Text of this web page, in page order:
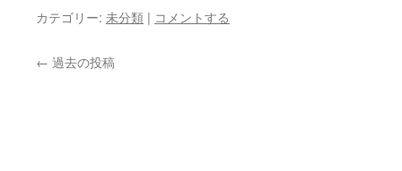
カテゴリー: 未分類 | コメントする
← 過去の投稿